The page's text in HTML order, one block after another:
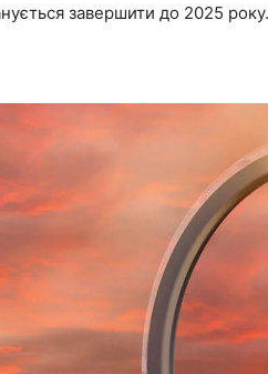
завершити до 2025 року.